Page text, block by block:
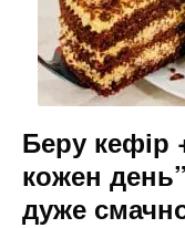
Беру кефір
кожен
дуже